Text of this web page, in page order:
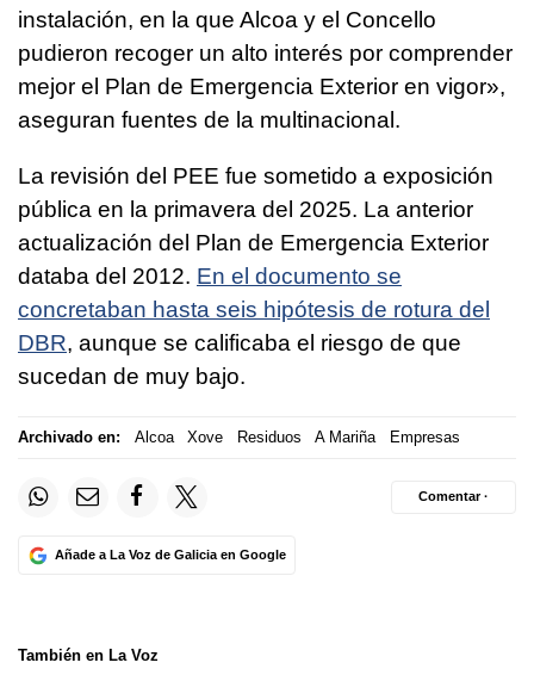
instalación, en la que Alcoa y el Concello
pudieron recoger un alto interés por comprender
mejor el Plan de Emergencia Exterior en vigor»,
aseguran fuentes de la multinacional.
La revisión del PEE fue sometido a exposición
pública en la primavera del 2025. La anterior
actualización del Plan de Emergencia Exterior
databa del 2012. En el documento se
concretaban hasta seis hipótesis de rotura del
DBR, aunque se calificaba el riesgo de que
sucedan de muy bajo.
Archivado en: Alcoa Xove Residuos A Mariña Empresas
Añade a La Voz de Galicia en Google
Comentar ·
También en La Voz